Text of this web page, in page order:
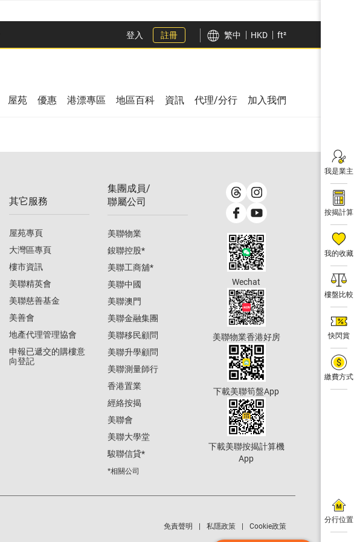
登入 註冊 繁中 HKD ft²
我是業主
按揭計算
我的收藏
樓盤比較
快閃賞
繳費方式
分行位置
屋苑 優惠 港漂專區 地區百科 資訊 代理/分行 加入我們
其它服務
屋苑專頁
大灣區專頁
樓市資訊
美聯精英會
美聯慈善基金
美善會
地產代理管理協會
申報已遞交的購樓意
向登記
集團成員/
聯屬公司
美聯物業
鋑聯控股*
美聯工商舖*
美聯中國
美聯澳門
美聯金融集團
美聯移民顧問
美聯升學顧問
美聯測量師行
香港置業
經絡按揭
美聯會
美聯大學堂
駿聯信貸*
*相關公司
Wechat
美聯物業香港好房
下載美聯筍盤App
下載美聯按揭計算機
App
免責聲明 私隱政策 Cookie政策